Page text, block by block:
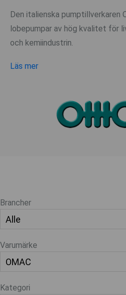
Den italienska pumptillverkaren
lobepumpar av hög kvalitet för
och kemiindustrin.
Läs mer
Brancher
Varumärke
Kategori